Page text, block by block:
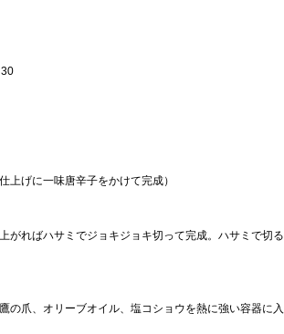
上げに一味唐辛子をかけて完成）
がればハサミでジョキジョキ切って完成。ハサミで切る
の爪、オリーブオイル、塩コショウを熱に強い容器に入